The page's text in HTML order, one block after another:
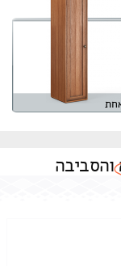
והסביבה